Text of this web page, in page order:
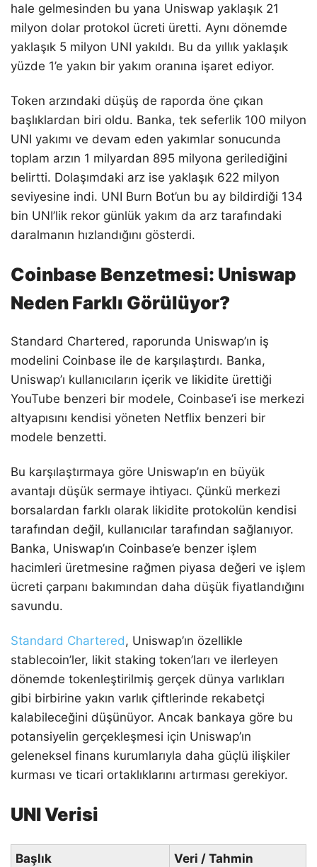
hale gelmesinden bu yana Uniswap yaklaşık 21
milyon dolar protokol ücreti üretti. Aynı dönemde
yaklaşık 5 milyon UNI yakıldı. Bu da yıllık yaklaşık
yüzde 1’e yakın bir yakım oranına işaret ediyor.
Token arzındaki düşüş de raporda öne çıkan
başlıklardan biri oldu. Banka, tek seferlik 100 milyon
UNI yakımı ve devam eden yakımlar sonucunda
toplam arzın 1 milyardan 895 milyona gerilediğini
belirtti. Dolaşımdaki arz ise yaklaşık 622 milyon
seviyesine indi. UNI Burn Bot’un bu ay bildirdiği 134
bin UNI’lik rekor günlük yakım da arz tarafındaki
daralmanın hızlandığını gösterdi.
Coinbase Benzetmesi: Uniswap
Neden Farklı Görülüyor?
Standard Chartered, raporunda Uniswap’ın iş
modelini Coinbase ile de karşılaştırdı. Banka,
Uniswap’ı kullanıcıların içerik ve likidite ürettiği
YouTube benzeri bir modele, Coinbase’i ise merkezi
altyapısını kendisi yöneten Netflix benzeri bir
modele benzetti.
Bu karşılaştırmaya göre Uniswap’ın en büyük
avantajı düşük sermaye ihtiyacı. Çünkü merkezi
borsalardan farklı olarak likidite protokolün kendisi
tarafından değil, kullanıcılar tarafından sağlanıyor.
Banka, Uniswap’ın Coinbase’e benzer işlem
hacimleri üretmesine rağmen piyasa değeri ve işlem
ücreti çarpanı bakımından daha düşük fiyatlandığını
savundu.
Standard Chartered, Uniswap’ın özellikle
stablecoin’ler, likit staking token’ları ve ilerleyen
dönemde tokenleştirilmiş gerçek dünya varlıkları
gibi birbirine yakın varlık çiftlerinde rekabetçi
kalabileceğini düşünüyor. Ancak bankaya göre bu
potansiyelin gerçekleşmesi için Uniswap’ın
geleneksel finans kurumlarıyla daha güçlü ilişkiler
kurması ve ticari ortaklıklarını artırması gerekiyor.
UNI Verisi
Başlık
Veri / Tahmin